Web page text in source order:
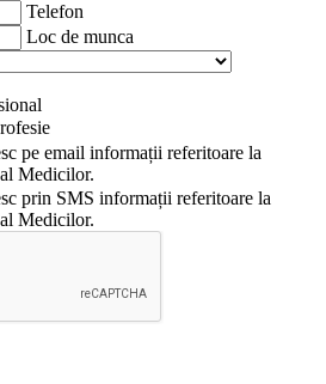
Telefon
Loc de munca
pe email informații referitoare la
Medicilor.
prin SMS informații referitoare la
Medicilor.